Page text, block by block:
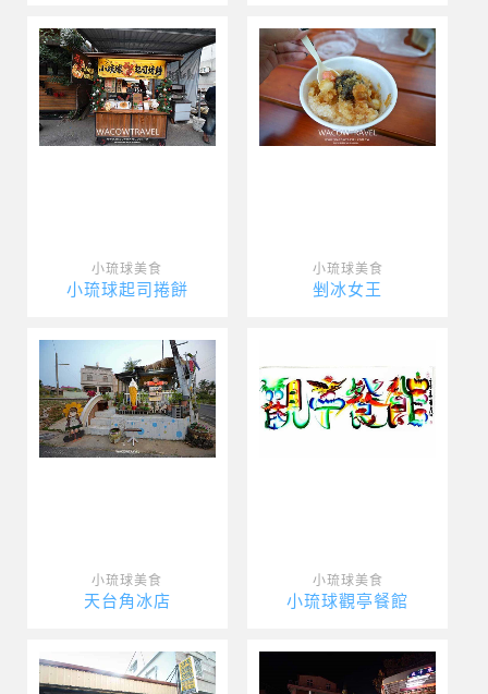
小琉球美食
小琉球起司捲餅
小琉球美食
剉冰女王
小琉球美食
天台角冰店
小琉球美食
小琉球觀亭餐館